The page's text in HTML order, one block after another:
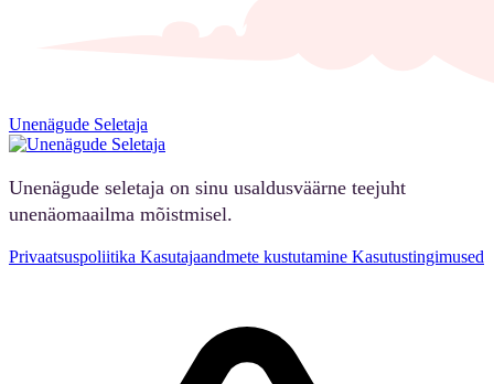
Unenägude Seletaja
Unenägude seletaja on sinu usaldusväärne teejuht
unenäomaailma mõistmisel.
Privaatsuspoliitika Kasutajaandmete kustutamine Kasutustingimused